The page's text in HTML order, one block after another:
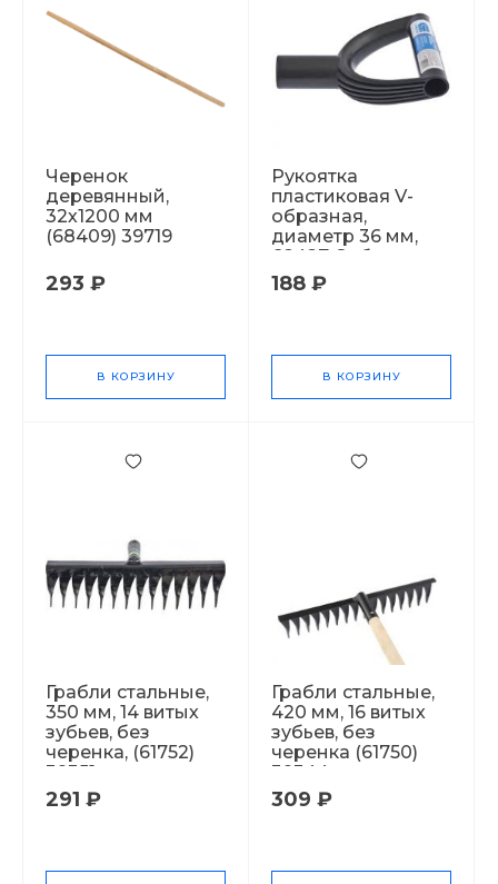
Черенок
деревянный,
32х1200 мм
(68409) 39719
293 ₽
В КОРЗИНУ
Рукоятка
пластиковая V-
образная,
диаметр 36 мм,
68427 Сибртех
39634
188 ₽
В КОРЗИНУ
Грабли стальные,
350 мм, 14 витых
зубьев, без
черенка, (61752)
39351
291 ₽
Грабли стальные,
420 мм, 16 витых
зубьев, без
черенка (61750)
39344
309 ₽